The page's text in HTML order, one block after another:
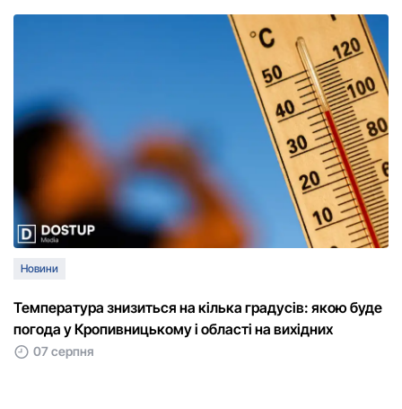
Новини
Температура знизиться на кілька градусів: якою буде
погода у Кропивницькому і області на вихідних
07 серпня